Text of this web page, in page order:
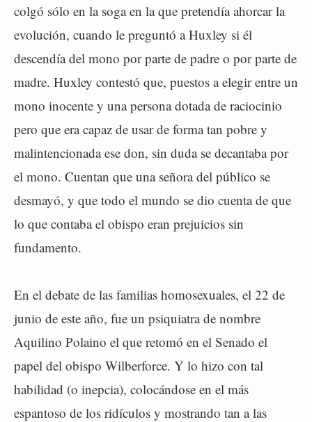
colgó sólo en la soga en la que pretendía ahorcar la
evolución, cuando le preguntó a Huxley si él
descendía del mono por parte de padre o por parte de
madre. Huxley contestó que, puestos a elegir entre un
mono inocente y una persona dotada de raciocinio
pero que era capaz de usar de forma tan pobre y
malintencionada ese don, sin duda se decantaba por
el mono. Cuentan que una señora del público se
desmayó, y que todo el mundo se dio cuenta de que
lo que contaba el obispo eran prejuicios sin
fundamento.
En el debate de las familias homosexuales, el 22 de
junio de este año, fue un psiquiatra de nombre
Aquilino Polaino el que retomó en el Senado el
papel del obispo Wilberforce. Y lo hizo con tal
habilidad (o inepcia), colocándose en el más
espantoso de los ridículos y mostrando tan a las